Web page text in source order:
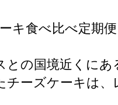
キ食べ比べ定期便
の国境近くにあ
チーズケーキは